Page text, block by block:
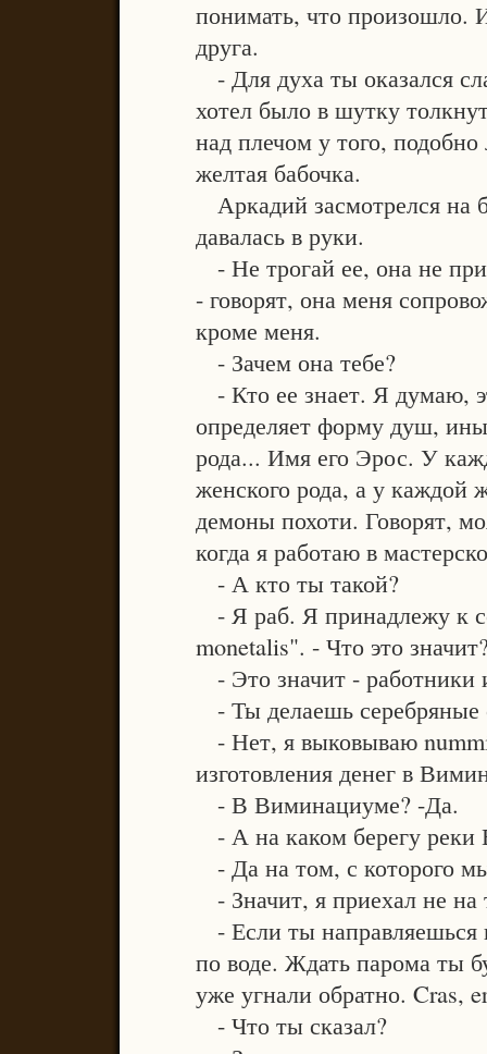
понимать, что произошло.
друга.
- Для духа ты оказался
хотел было в шутку
над плечом у того,
желтая бабочка.
Аркадий засмотрелся на
давалась в руки.
- Не трогай ее, она не
- говорят, она меня
кроме меня.
- Зачем она тебе?
- Кто ее знает. Я думаю,
определяет форму душ,
рода... Имя его Эрос. У
женского рода, а у
демоны похоти. Говорят,
когда я работаю в
- А кто ты такой?
- Я раб. Я принадлежу к
monetalis". - Что это
- Это значит - работники
- Ты делаешь серебряные
- Нет, я выковываю
изготовления денег в
- В Виминациуме? -Да.
- А на каком берегу
- Да на том, с которого
- Значит, я приехал не на
- Если ты направляешься
по воде. Ждать парома ты
уже угнали обратно. Cras,
- Что ты сказал?